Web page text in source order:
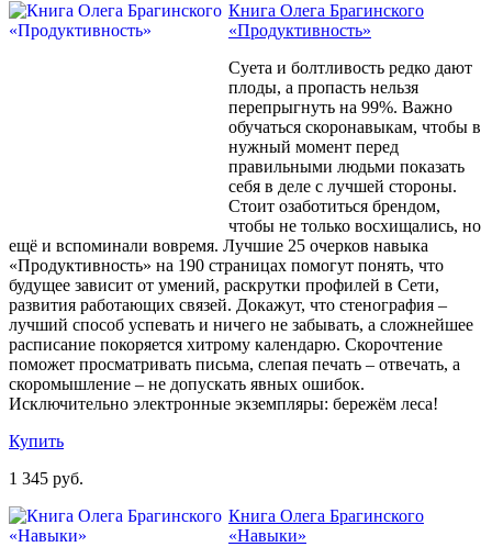
Книга Олега Брагинского
«Продуктивность»
Суета и болтливость редко дают
плоды, а пропасть нельзя
перепрыгнуть на 99%. Важно
обучаться скоронавыкам, чтобы в
нужный момент перед
правильными людьми показать
себя в деле с лучшей стороны.
Стоит озаботиться брендом,
чтобы не только восхищались, но
ещё и вспоминали вовремя. Лучшие 25 очерков навыка
«Продуктивность» на 190 страницах помогут понять, что
будущее зависит от умений, раскрутки профилей в Сети,
развития работающих связей. Докажут, что стенография –
лучший способ успевать и ничего не забывать, а сложнейшее
расписание покоряется хитрому календарю. Скорочтение
поможет просматривать письма, слепая печать – отвечать, а
скоромышление – не допускать явных ошибок.
Исключительно электронные экземпляры: бережём леса!
Купить
1 345 руб.
Книга Олега Брагинского
«Навыки»